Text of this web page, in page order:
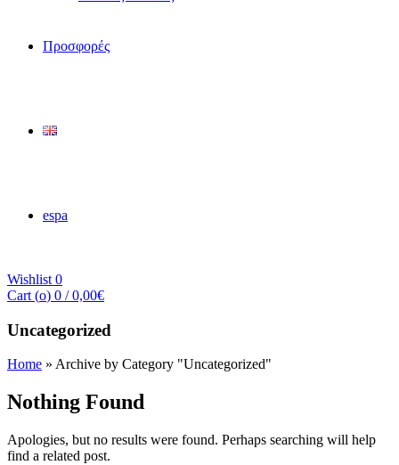
Προσφορές
espa
Wishlist 0
Cart (o) 0 / 0,00€
Uncategorized
Home » Archive by Category "Uncategorized"
Nothing Found
Apologies, but no results were found. Perhaps searching will help
find a related post.